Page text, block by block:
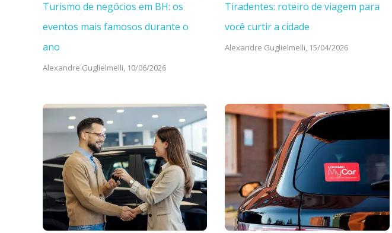
Turismo de negócios em BH: os
eventos mais famosos durante o
ano
Alexandre Guglielmelli, 10/06/2026
Tiradentes: roteiro de viagem para
você curtir a cidade
Alexandre Guglielmelli, 15/04/2026